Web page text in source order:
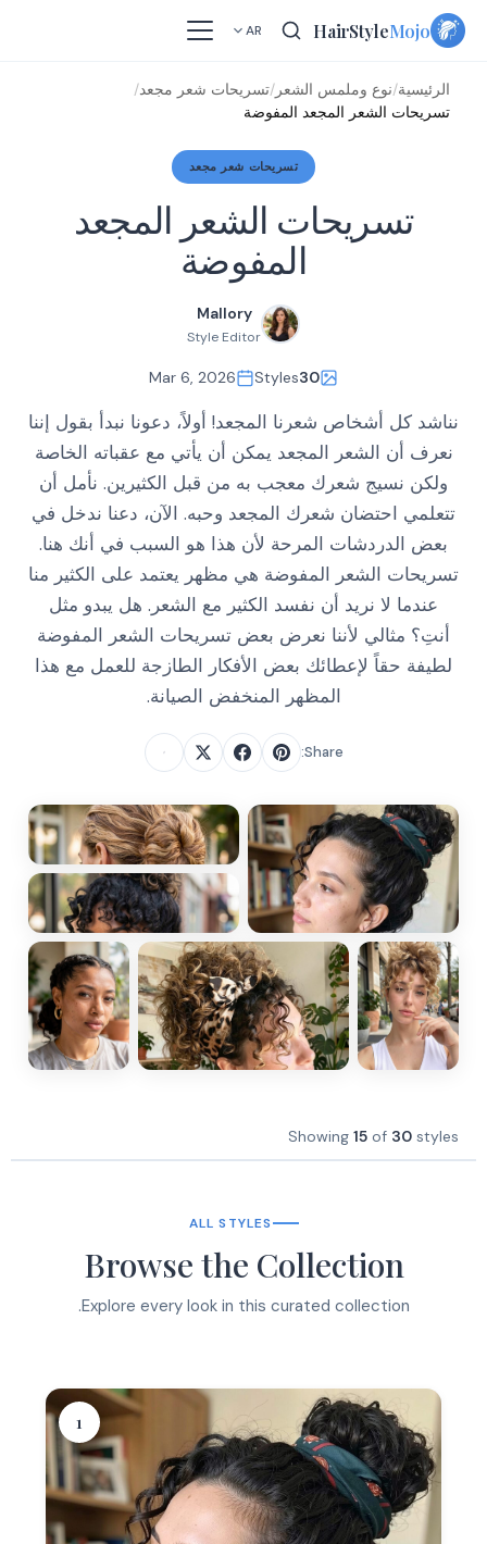
Skip
HairStyleMojo
AR
الرئيسية/نوع وملمس الشعر /تسريحات شعر مجعد/
تسريحات الشعر المجعد المفوضة
تسريحات شعر مجعد
تسريحات الشعر المجعد
المفوضة
Mallory
Style Editor
30
Styles
Mar 6, 2026
نناشد كل أشخاص شعرنا المجعد! أولاً، دعونا نبدأ بقول إننا
نعرف أن الشعر المجعد يمكن أن يأتي مع عقباته الخاصة
ولكن نسيج شعرك معجب به من قبل الكثيرين. نأمل أن
تتعلمي احتضان شعرك المجعد وحبه. الآن، دعنا ندخل في
بعض الدردشات المرحة لأن هذا هو السبب في أنك هنا.
تسريحات الشعر المفوضة هي مظهر يعتمد على الكثير منا
عندما لا نريد أن نفسد الكثير مع الشعر. هل يبدو مثل
أنتِ؟ مثالي لأننا نعرض بعض تسريحات الشعر المفوضة
لطيفة حقاً لإعطائك بعض الأفكار الطازجة للعمل مع هذا
المظهر المنخفض الصيانة.
Share:
Showing 15 of 30 styles
ALL STYLES
Browse the Collection
Explore every look in this curated collection.
1